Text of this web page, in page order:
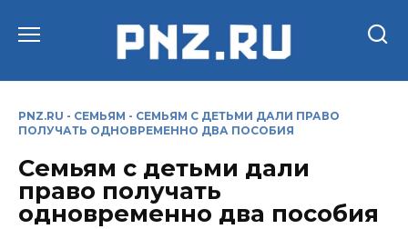
PNZ.RU - СЕМЬЯМ - СЕМЬЯМ С ДЕТЬМИ ДАЛИ ПРАВО
ПОЛУЧАТЬ ОДНОВРЕМЕННО ДВА ПОСОБИЯ
Семьям с детьми дали
право получать
одновременно два пособия